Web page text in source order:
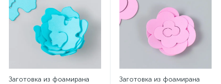
Заготовка из фоамирана
Заготовка из фоамирана